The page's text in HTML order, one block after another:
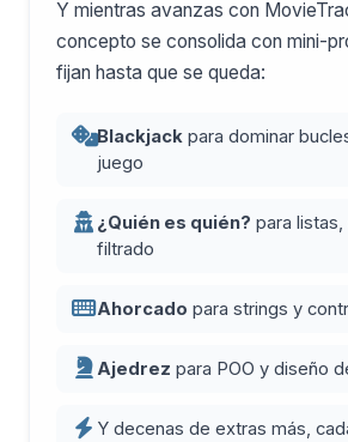
Y mientras avanzas con
concepto se consolida con mini-
fijan hasta que se queda:
Blackjack para dominar
juego
¿Quién es quién? para
filtrado
Ahorcado para strings y
Ajedrez para POO y diseño
Y decenas de extras más,